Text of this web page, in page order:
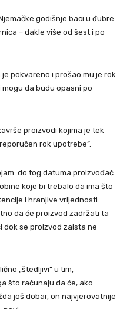
godišnje baci u đubre
– dakle više od šest i po
pokvareno i prošao mu je rok
da budu opasni po
proizvodi kojima je tek
rok upotrebe”.
do tog datuma proizvođač
koje bi trebalo da ima što
i hranjive vrijednosti.
da će proizvod zadržati ta
dok se proizvod zaista ne
„štedljivi” u tim,
što računaju da će, ako
još dobar, on najvjerovatnije